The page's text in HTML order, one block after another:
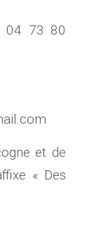
04 73 80
et de
« Des